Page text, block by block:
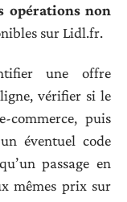
opérations non
sur Lidl.fr.
une offre
vérifier si le
commerce, puis
éventuel code
passage en
mêmes prix sur